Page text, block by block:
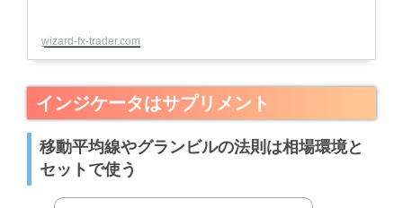
wizard-fx-trader.com
インジケータはサプリメント
移動平均線やグランビルの法則は相場環境と
セットで使う